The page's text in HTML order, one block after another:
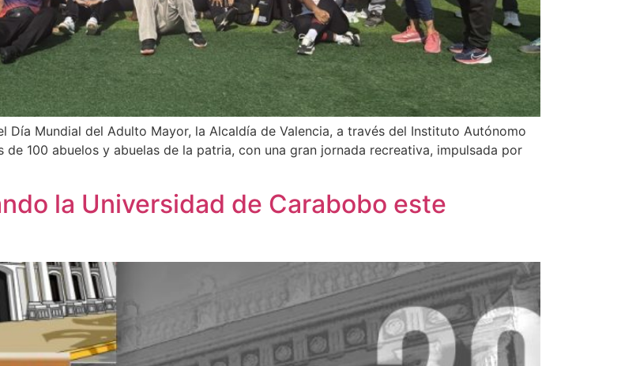
Día Mundial del Adulto Mayor, la Alcaldía de Valencia, a través del Instituto Autónomo
100 abuelos y abuelas de la patria, con una gran jornada recreativa, impulsada por
la Universidad de Carabobo este